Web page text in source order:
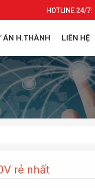
HOTLINE 24/7:
ÁN H.THÀNH LIÊN HỆ
rẻ nhất